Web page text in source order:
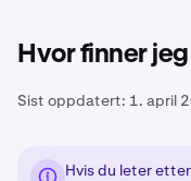
Hvor finner
Sist oppdatert: 1. april
Hvis du leter